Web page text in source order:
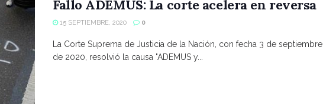
Fallo ADEMUS: La corte acelera en reversa
15 SEPTIEMBRE, 2020 0
La Corte Suprema de Justicia de la Nación, con fecha 3 de septiembre
de 2020, resolvió la causa "ADEMUS y...